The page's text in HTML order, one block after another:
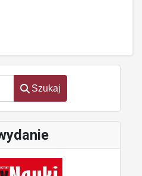
Szukaj